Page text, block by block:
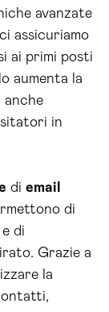
avanzate
assicuriamo
ai primi posti
aumenta la
anche
in
di email
di
di
Grazie a
la